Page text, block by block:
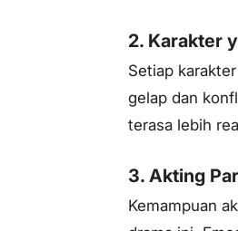
2. Karakter
Setiap
gelap dan
terasa lebih
3. Akting
Kemampuan